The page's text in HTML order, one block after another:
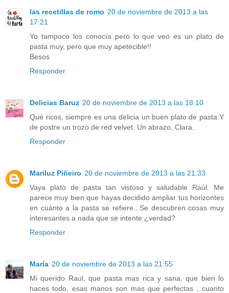
las recetillas de romo 20 de noviembre de 2013 a las
17:21
Yo tampoco los conocía pero lo que veo es un plato de
pasta muy, pero que muy apetecible!!
Besos
Responder
Delicias Baruz 20 de noviembre de 2013 a las 18:10
Qué ricos, siempre es una delicia un buen plato de pasta.Y
de postre un trozo de red velvet. Un abrazo, Clara.
Responder
Mariluz Piñeiro 20 de noviembre de 2013 a las 21:33
Vaya plato de pasta tan vistoso y saludable Raúl. Me
parece muy bien que hayas decidido ampliar tus horizontes
en cuánto a la pasta se refiere...Se descubren cosas muy
interesantes a nada que se intente ¿verdad?
Responder
María 20 de noviembre de 2013 a las 21:55
Mi querido Raul, que pasta mas rica y sana, que bien lo
haces todo, esas manos son mas que perfectas , cuanto